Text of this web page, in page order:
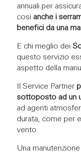
annuali per
così anche i
benefici da una
E chi meglio dei
questo servizio
aspetto della
Il Service Partner
sottoposto ad un
ad agenti
durata, come per
vento.
Una